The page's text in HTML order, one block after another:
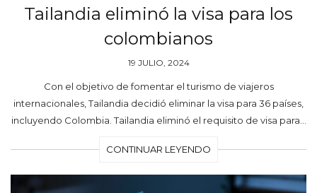
Tailandia eliminó la visa para los
colombianos
19 JULIO, 2024
Con el objetivo de fomentar el turismo de viajeros
internacionales, Tailandia decidió eliminar la visa para 36 países,
incluyendo Colombia. Tailandia eliminó el requisito de visa para…
CONTINUAR LEYENDO